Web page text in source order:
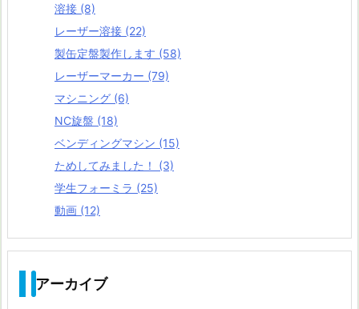
溶接 (8)
レーザー溶接 (22)
製缶定盤製作します (58)
レーザーマーカー (79)
マシニング (6)
NC旋盤 (18)
ベンディングマシン (15)
ためしてみました！ (3)
学生フォーミラ (25)
動画 (12)
アーカイブ